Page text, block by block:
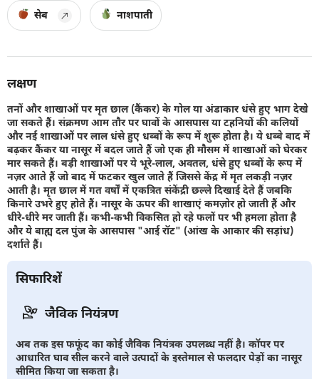
सेब नाशपाती
लक्षण
तनों और शाखाओं पर मृत छाल (कैंकर) के गोल या अंडाकार धंसे हुए भाग देखे
जा सकते हैं। संक्रमण आम तौर पर घावों के आसपास या टहनियों की कलियों
और नई शाखाओं पर लाल धंसे हुए धब्बों के रूप में शुरू होता है। ये धब्बे बाद में
बढ़कर कैंकर या नासूर में बदल जाते हैं जो एक ही मौसम में शाखाओं को घेरकर
मार सकते हैं। बड़ी शाखाओं पर ये भूरे-लाल, अवतल, धंसे हुए धब्बों के रूप में
नज़र आते हैं जो बाद में फटकर खुल जाते हैं जिससे केंद्र में मृत लकड़ी नज़र
आती है। मृत छाल में गत वर्षों में एकत्रित संकेंद्री छल्ले दिखाई देते हैं जबकि
किनारे उभरे हुए होते हैं। नासूर के ऊपर की शाखाएं कमज़ोर हो जाती हैं और
धीरे-धीरे मर जाती हैं। कभी-कभी विकसित हो रहे फलों पर भी हमला होता है
और ये बाह्य दल पुंज के आसपास "आई रॉट" (आंख के आकार की सड़ांध)
दर्शाते हैं।
सिफारिशें
जैविक नियंत्रण
अब तक इस फफूंद का कोई जैविक नियंत्रक उपलब्ध नहीं है। कॉपर पर
आधारित घाव सील करने वाले उत्पादों के इस्तेमाल से फलदार पेड़ों का नासूर
सीमित किया जा सकता है।